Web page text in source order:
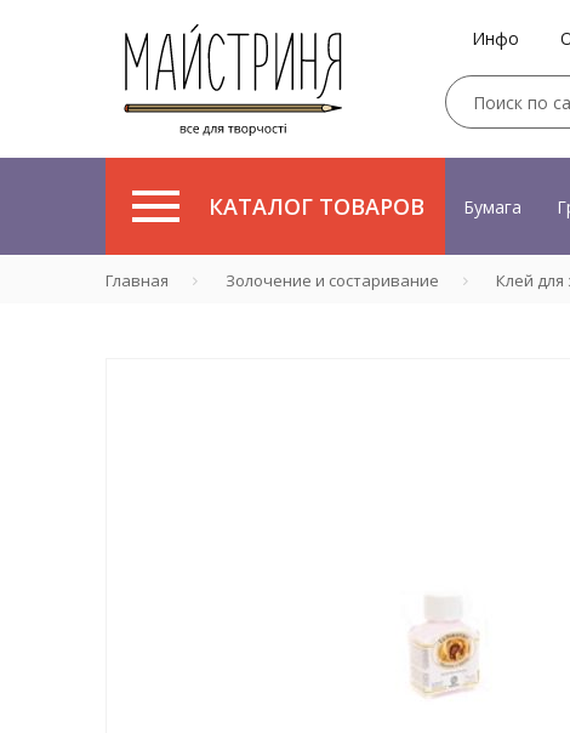
Инфо
КАТАЛОГ ТОВАРОВ Бумага
Главная Золочение и состаривание Клей для